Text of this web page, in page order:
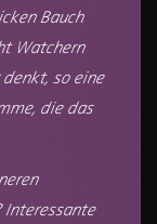
Bauch
Watchern
so eine
die das
Interessante